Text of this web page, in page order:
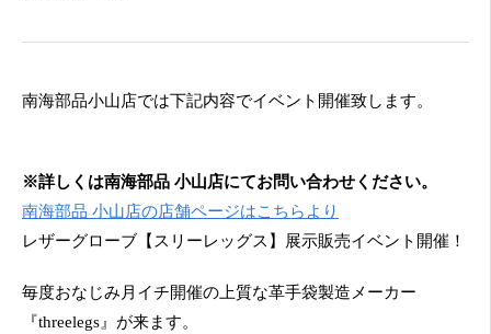
南海部品小山店では下記内容でイベント開催致します。
※詳しくは南海部品 小山店にてお問い合わせください。
南海部品 小山店の店舗ページはこちらより
レザーグローブ【スリーレッグス】展示販売イベント開催！
毎度おなじみ月イチ開催の上質な革手袋製造メーカー
『threelegs』が来ます。